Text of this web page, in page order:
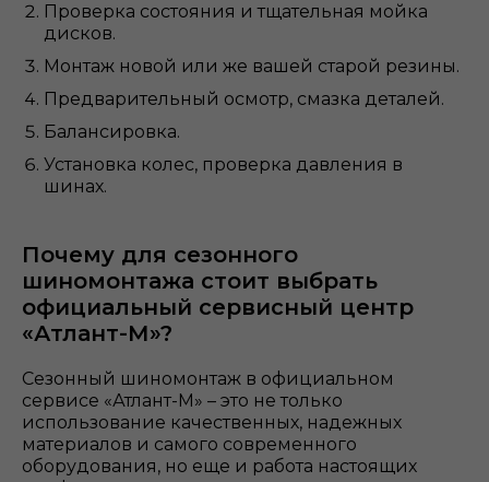
Проверка состояния и тщательная мойка
дисков.
Монтаж новой или же вашей старой резины.
Предварительный осмотр, смазка деталей.
Балансировка.
Установка колес, проверка давления в
шинах.
Почему для сезонного
шиномонтажа стоит выбрать
официальный сервисный центр
«Атлант-М»?
Сезонный шиномонтаж в официальном
сервисе «Атлант-М» – это не только
использование качественных, надежных
материалов и самого современного
оборудования, но еще и работа настоящих